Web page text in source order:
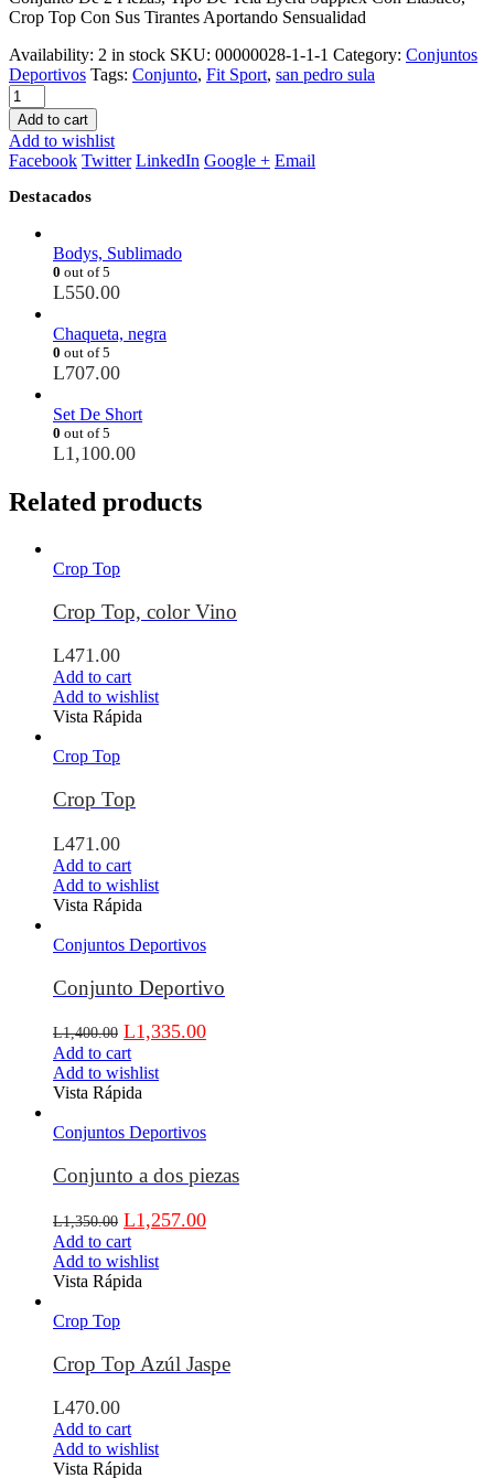
Crop Top Con Sus Tirantes Aportando Sensualidad
Availability: 2 in stock SKU: 00000028-1-1-1 Category: Conjuntos
Deportivos Tags: Conjunto, Fit Sport, san pedro sula
Add to cart
Add to wishlist
Facebook Twitter LinkedIn Google + Email
Destacados
Bodys, Sublimado
0 out of 5
L550.00
Chaqueta, negra
0 out of 5
L707.00
Set De Short
0 out of 5
L1,100.00
Related products
Crop Top
Crop Top, color Vino
L471.00
Add to cart
Add to wishlist
Vista Rápida
Crop Top
Crop Top
L471.00
Add to cart
Add to wishlist
Vista Rápida
Conjuntos Deportivos
Conjunto Deportivo
L1,400.00 L1,335.00
Add to cart
Add to wishlist
Vista Rápida
Conjuntos Deportivos
Conjunto a dos piezas
L1,350.00 L1,257.00
Add to cart
Add to wishlist
Vista Rápida
Crop Top
Crop Top Azúl Jaspe
L470.00
Add to cart
Add to wishlist
Vista Rápida